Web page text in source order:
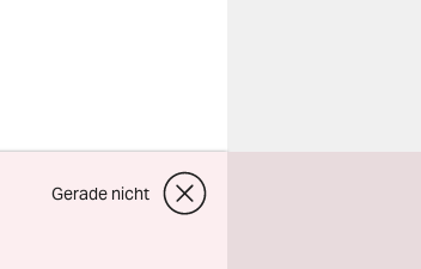
Gerade nicht